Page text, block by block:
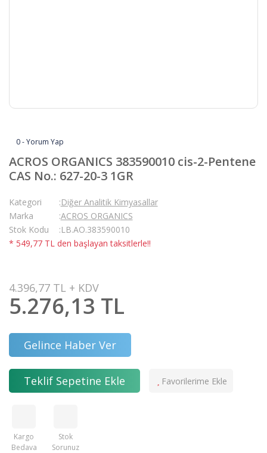
0 - Yorum Yap
ACROS ORGANICS 383590010 cis-2-Pentene
CAS No.: 627-20-3 1GR
Kategori
Diğer Analitik Kimyasallar
Marka
ACROS ORGANICS
Stok Kodu
LB.AO.383590010
* 549,77 TL den başlayan taksitlerle!!
4.396,77 TL + KDV
5.276,13 TL
Gelince Haber Ver
Teklif Sepetine Ekle
Kargo
Bedava
Stok
Sorunuz